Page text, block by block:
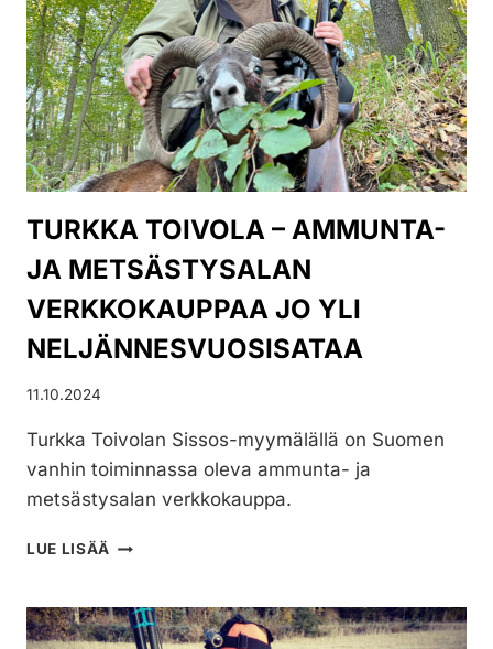
TURKKA TOIVOLA – AMMUNTA-
JA METSÄSTYSALAN
VERKKOKAUPPAA JO YLI
NELJÄNNESVUOSISATAA
11.10.2024
Turkka Toivolan Sissos-myymälällä on Suomen
vanhin toiminnassa oleva ammunta- ja
metsästysalan verkkokauppa.
LUE LISÄÄ TURKKA
AMMUNTA-
JA